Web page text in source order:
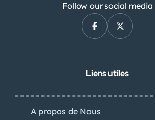
Follow our social media
Liens utiles
A propos de Nous